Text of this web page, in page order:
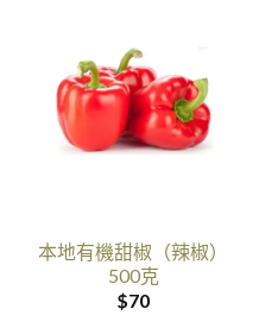
本地有機甜椒（辣椒）
500克
$70